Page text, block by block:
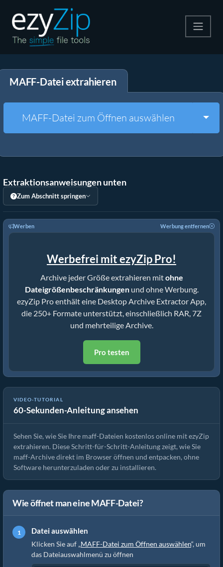
Entpacken
Weitere Tools
MAFF-Datei extrahieren
MAFF-Datei zum Öffnen auswählen
Extraktionsanweisungen unten
Zum Abschnitt springen
Werben Werbung entfernen
Werbefrei mit ezyZip Pro!
Archive jeder Größe extrahieren mitohne
Dateigrößenbeschränkungenund ohne Werbung.
ezyZip Pro enthält eine Desktop Archive Extractor App,
die 250+ Formate unterstützt, einschließlich RAR, 7Z
und mehrteilige Archive.
Pro testen
VIDEO-TUTORIAL
60-Sekunden-Anleitung ansehen
Wie man maff-Dateien online mit ezyZip extrahiert (kostenlos,
ohne Installation)
Sehen Sie, wie Sie Ihre maff-Dateien kostenlos online mit ezyZip
extrahieren. Diese Schritt-für-Schritt-Anleitung zeigt, wie Sie
maff-Archive direkt im Browser öffnen und entpacken, ohne
Software herunterzuladen oder zu installieren.
Wie öffnet man eine MAFF-Datei?
Datei auswählen
Klicken Sie auf „MAFF-Datei zum Öffnen auswählen“, um
das Dateiauswahlmenü zu öffnen